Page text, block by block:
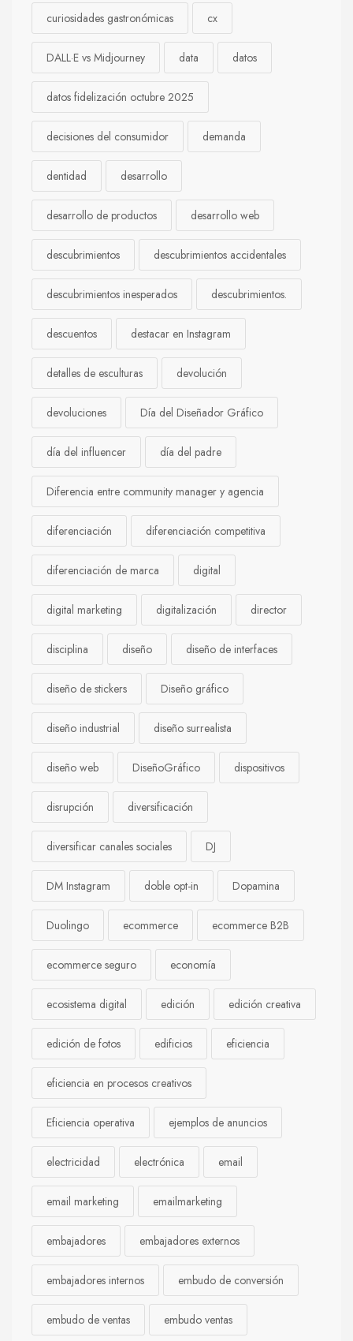
curiosidades gastronómicas cx
DALL·E vs Midjourney data datos
datos fidelización octubre 2025
decisiones del consumidor demanda
dentidad desarrollo
desarrollo de productos desarrollo web
descubrimientos descubrimientos accidentales
descubrimientos inesperados descubrimientos.
descuentos destacar en Instagram
detalles de esculturas devolución
devoluciones Día del Diseñador Gráfico
día del influencer día del padre
Diferencia entre community manager y agencia
diferenciación diferenciación competitiva
diferenciación de marca digital
digital marketing digitalización director
disciplina diseño diseño de interfaces
diseño de stickers Diseño gráfico
diseño industrial diseño surrealista
diseño web DiseñoGráfico dispositivos
disrupción diversificación
diversificar canales sociales DJ
DM Instagram doble opt-in Dopamina
Duolingo ecommerce ecommerce B2B
ecommerce seguro economía
ecosistema digital edición edición creativa
edición de fotos edificios eficiencia
eficiencia en procesos creativos
Eficiencia operativa ejemplos de anuncios
electricidad electrónica email
email marketing emailmarketing
embajadores embajadores externos
embajadores internos embudo de conversión
embudo de ventas embudo ventas